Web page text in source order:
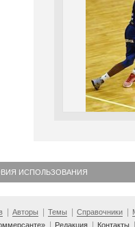
ИСПОЛЬЗОВАНИЯ
Авторы Темы Справочники
Редакция Контакты